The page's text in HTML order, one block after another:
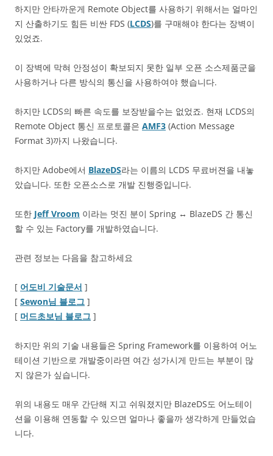
하지만 안타까운게 Remote Object를 사용하기 위해서는 얼마인
지 산출하기도 힘든 비싼 FDS (LCDS)를 구매해야 한다는 장벽이
있었죠.
이 장벽에 막혀 안정성이 확보되지 못한 일부 오픈 소스제품군을
사용하거나 다른 방식의 통신을 사용하여야 했습니다.
하지만 LCDS의 빠른 속도를 보장받을수는 없었죠. 현재 LCDS의
Remote Object 통신 프로토콜은 AMF3 (Action Message
Format 3)까지 나왔습니다.
하지만 Adobe에서 BlazeDS라는 이름의 LCDS 무료버젼을 내놓
았습니다. 또한 오픈소스로 개발 진행중입니다.
또한 Jeff Vroom 이라는 멋진 분이 Spring ↔ BlazeDS 간 통신
할 수 있는 Factory를 개발하였습니다.
관련 정보는 다음을 참고하세요
[ 어도비 기술문서 ]
[ Sewon님 블로그 ]
[ 머드초보님 블로그 ]
하지만 위의 기술 내용들은 Spring Framework를 이용하여 어노
테이션 기반으로 개발중이라면 여간 성가시게 만드는 부분이 많
지 않은가 싶습니다.
위의 내용도 매우 간단해 지고 쉬워졌지만 BlazeDS도 어노테이
션을 이용해 연동할 수 있으면 얼마나 좋을까 생각하게 만들었습
니다.